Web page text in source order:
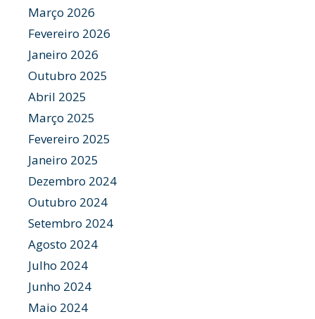
Março 2026
Fevereiro 2026
Janeiro 2026
Outubro 2025
Abril 2025
Março 2025
Fevereiro 2025
Janeiro 2025
Dezembro 2024
Outubro 2024
Setembro 2024
Agosto 2024
Julho 2024
Junho 2024
Maio 2024